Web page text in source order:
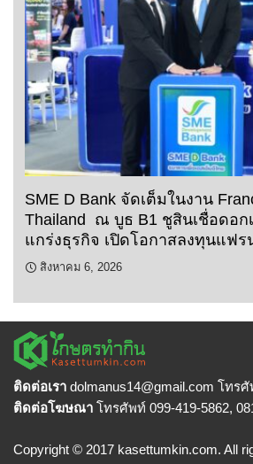
SME D Bank จัดเต็มในงาน
Thailand ณ บูธ B1 ชูสินเชื่อดอก
แกร่งธุรกิจ เปิดโอกาสลงทุนแฟ
สิงหาคม 6, 2026
ติดต่อเรา dolmanus14@gmail.com โทร
ติดต่อโฆษณา โทรศัพท์ 099-419-5862,
Copyright © 2017 kasettumkin.com. All